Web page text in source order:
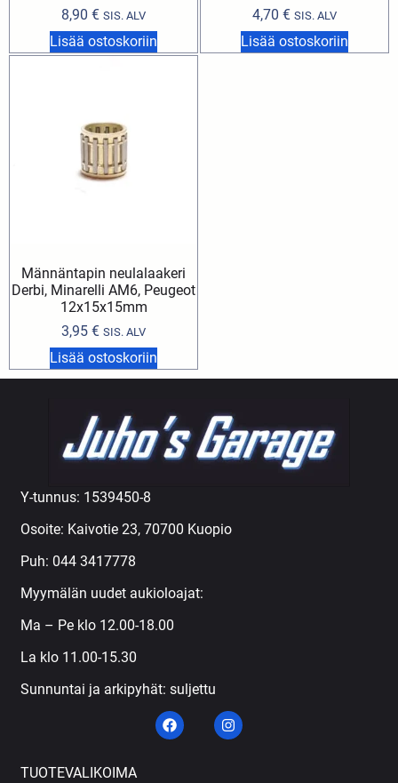
8,90 € SIS. ALV
Lisää ostoskoriin
4,70 € SIS. ALV
Lisää ostoskoriin
Männäntapin neulalaakeri
Derbi, Minarelli AM6, Peugeot
12x15x15mm
3,95 € SIS. ALV
Lisää ostoskoriin
Y-tunnus: 1539450-8
Osoite: Kaivotie 23, 70700 Kuopio
Puh: 044 3417778
Myymälän uudet aukioloajat:
Ma – Pe klo 12.00-18.00
La klo 11.00-15.30
Sunnuntai ja arkipyhät: suljettu
TUOTEVALIKOIMA